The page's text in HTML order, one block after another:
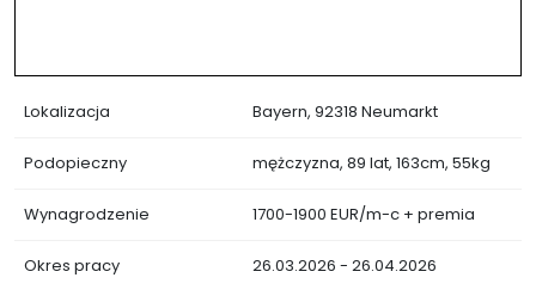
Lokalizacja Bayern, 92318 Neumarkt
Podopieczny mężczyzna, 89 lat, 163cm, 55kg
Wynagrodzenie 1700-1900 EUR/m-c + premia
Okres pracy 26.03.2026 - 26.04.2026